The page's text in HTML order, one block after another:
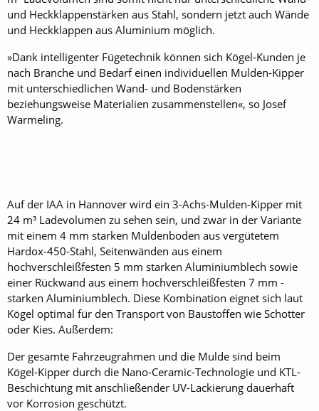
und Heckklappenstärken aus Stahl, sondern jetzt auch Wände
und Heckklappen aus Aluminium möglich.
»Dank intelligenter Fügetechnik können sich Kögel-Kunden je
nach Branche und Bedarf einen individuellen Mulden-Kipper
mit unterschiedlichen Wand- und Bodenstärken
beziehungsweise Materialien zusammenstellen«, so Josef
Warmeling.
Auf der IAA in Hannover wird ein 3-Achs-Mulden-Kipper mit
24 m³ Ladevolumen zu sehen sein, und zwar in der Variante
mit einem 4 mm starken Muldenboden aus vergütetem
Hardox-450-Stahl, Seitenwänden aus einem
hochverschleißfesten 5 mm starken Aluminiumblech sowie
einer Rückwand aus einem hochverschleißfesten 7 mm ­
starken Aluminiumblech. Diese Kombination eignet sich laut
Kögel optimal für den Transport von Baustoffen wie Schotter
oder Kies. Außerdem:
Der gesamte Fahrzeugrahmen und die Mulde sind beim
Kögel-Kipper durch die Nano-Ceramic-Technologie und KTL-
Beschichtung mit anschließender UV-Lackierung dauerhaft
vor Korrosion geschützt.